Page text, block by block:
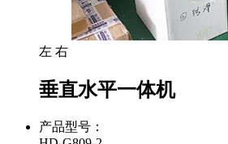
左 右
垂直水平一体机
产品型号：